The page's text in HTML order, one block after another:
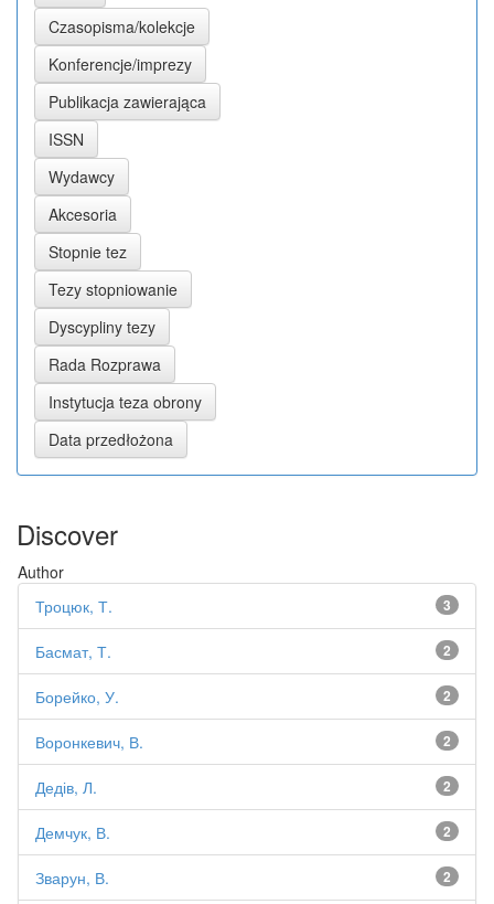
Discover
Author
3
Троцюк, Т.
2
Басмат, Т.
2
Борейко, У.
2
Воронкевич, В.
2
Дедів, Л.
2
Демчук, В.
2
Зварун, В.